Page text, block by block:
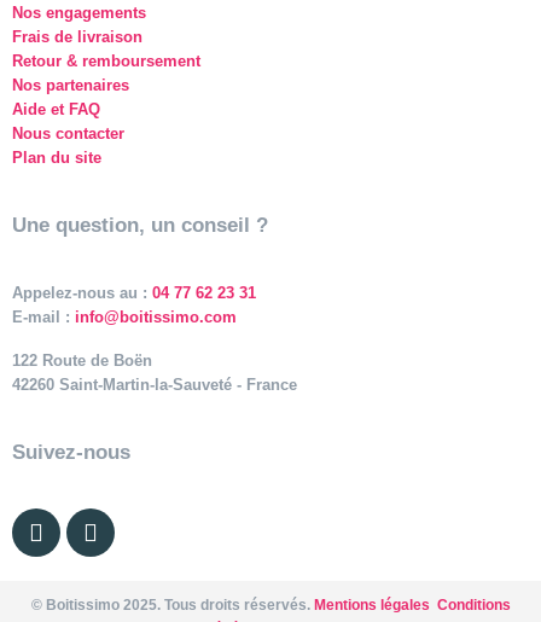
Nos engagements
Frais de livraison
Retour & remboursement
Nos partenaires
Aide et FAQ
Nous contacter
Plan du site
Une question, un conseil ?
Appelez-nous au : 04 77 62 23 31
E-mail : info@boitissimo.com
122 Route de Boën
42260 Saint-Martin-la-Sauveté - France
Suivez-nous
© Boitissimo 2025. Tous droits réservés. Mentions légales Conditions